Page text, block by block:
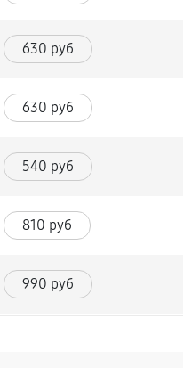
630 руб
630 руб
540 руб
810 руб
990 руб